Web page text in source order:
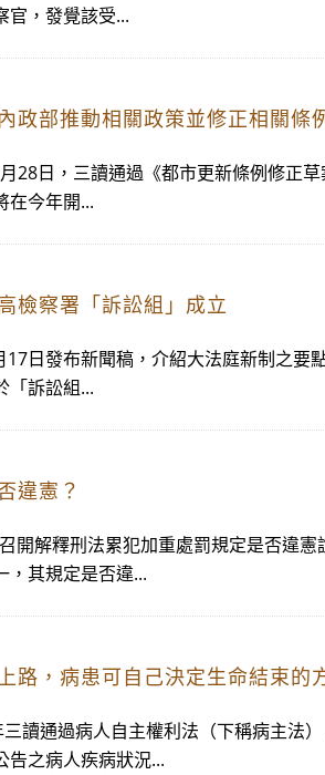
官，發覺該受...
政部推動相關政策並修正相關條
28日，三讀通過《都市更新條例修正
在今年開...
檢察署「訴訟組」成立
日發布新聞稿，介紹大法庭新制之
「訴訟組...
違憲？
開解釋刑法累犯加重處罰規定是否違
，其規定是否違...
路，病患可自己決定生命結束的
讀通過病人自主權利法（下稱病主法
告之病人疾病狀況...